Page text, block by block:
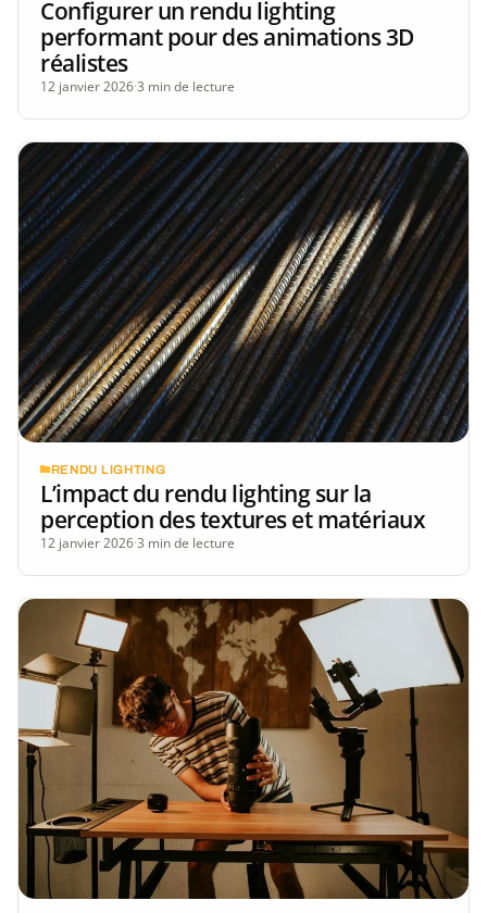
Configurer un rendu lighting
performant pour des animations 3D
réalistes
12 janvier 2026·3 min de lecture
RENDU LIGHTING
L’impact du rendu lighting sur la
perception des textures et matériaux
12 janvier 2026·3 min de lecture